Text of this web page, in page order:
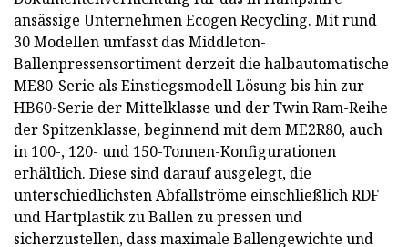
ansässige Unternehmen Ecogen Recycling. Mit rund
30 Modellen umfasst das Middleton-
Ballenpressensortiment derzeit die halbautomatische
ME80-Serie als Einstiegsmodell Lösung bis hin zur
HB60-Serie der Mittelklasse und der Twin Ram-Reihe
der Spitzenklasse, beginnend mit dem ME2R80, auch
in 100-, 120- und 150-Tonnen-Konfigurationen
erhältlich. Diese sind darauf ausgelegt, die
unterschiedlichsten Abfallströme einschließlich RDF
und Hartplastik zu Ballen zu pressen und
sicherzustellen, dass maximale Ballengewichte und